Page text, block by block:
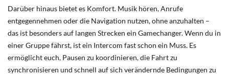
Darüber hinaus bietet es Komfort. Musik hören, Anrufe
entgegennehmen oder die Navigation nutzen, ohne anzuhalten –
das ist besonders auf langen Strecken ein Gamechanger. Wenn du in
einer Gruppe fährst, ist ein Intercom fast schon ein Muss. Es
ermöglicht euch, Pausen zu koordinieren, die Fahrt zu
synchronisieren und schnell auf sich verändernde Bedingungen zu